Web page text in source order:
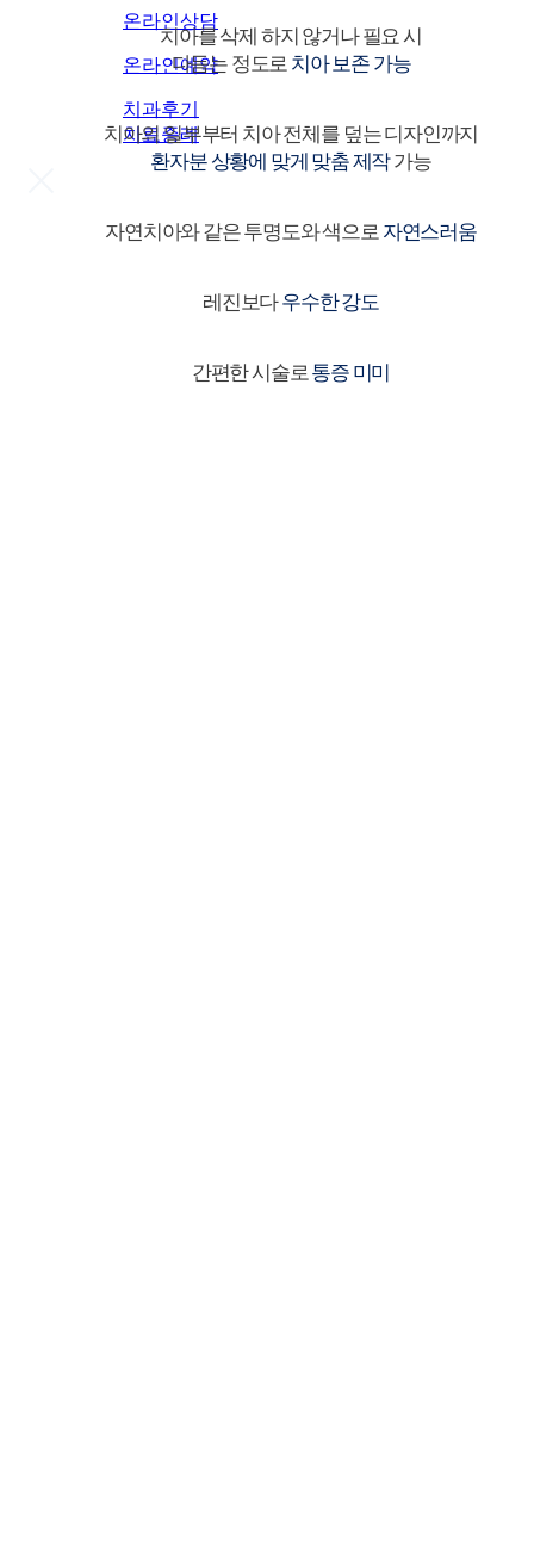
온라인상담
온라인예약
치과후기
치료증례
치아를 삭제 하지 않거나 필요 시
다듬는 정도로 치아 보존 가능
치아의 일부부터 치아 전체를 덮는 디자인까지
환자분 상황에 맞게 맞춤 제작가능
자연치아와 같은 투명도와 색으로 자연스러움
레진보다우수한 강도
간편한 시술로 통증 미미